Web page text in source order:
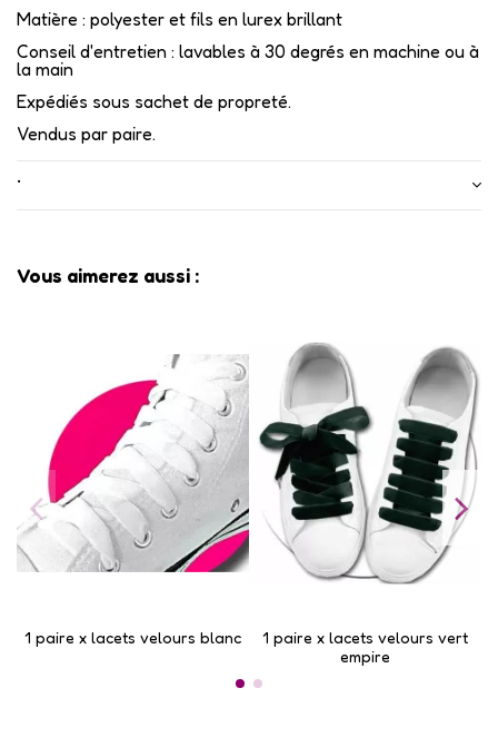
Matière : polyester et fils en lurex brillant
Conseil d'entretien : lavables à 30 degrés en machine ou à
la main
Expédiés sous sachet de propreté.
Vendus par paire.
•
Vous aimerez aussi :
1 paire x lacets velours blanc
1 paire x lacets velours vert
empire